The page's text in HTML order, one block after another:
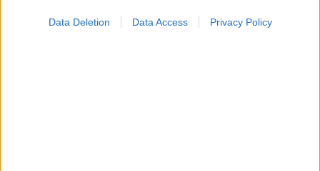
Data Deletion Data Access Privacy Policy